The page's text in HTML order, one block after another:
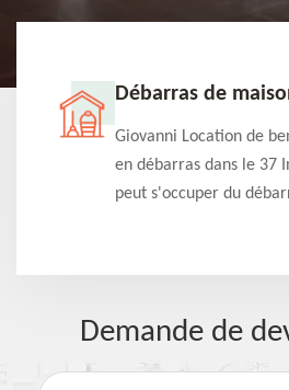
Débarras de
Giovanni Location de
en débarras dans le 37
peut s'occuper du
Demande de